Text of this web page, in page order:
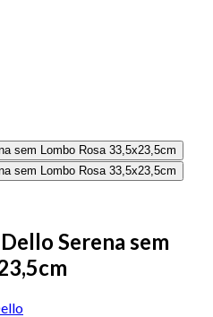
Serena sem